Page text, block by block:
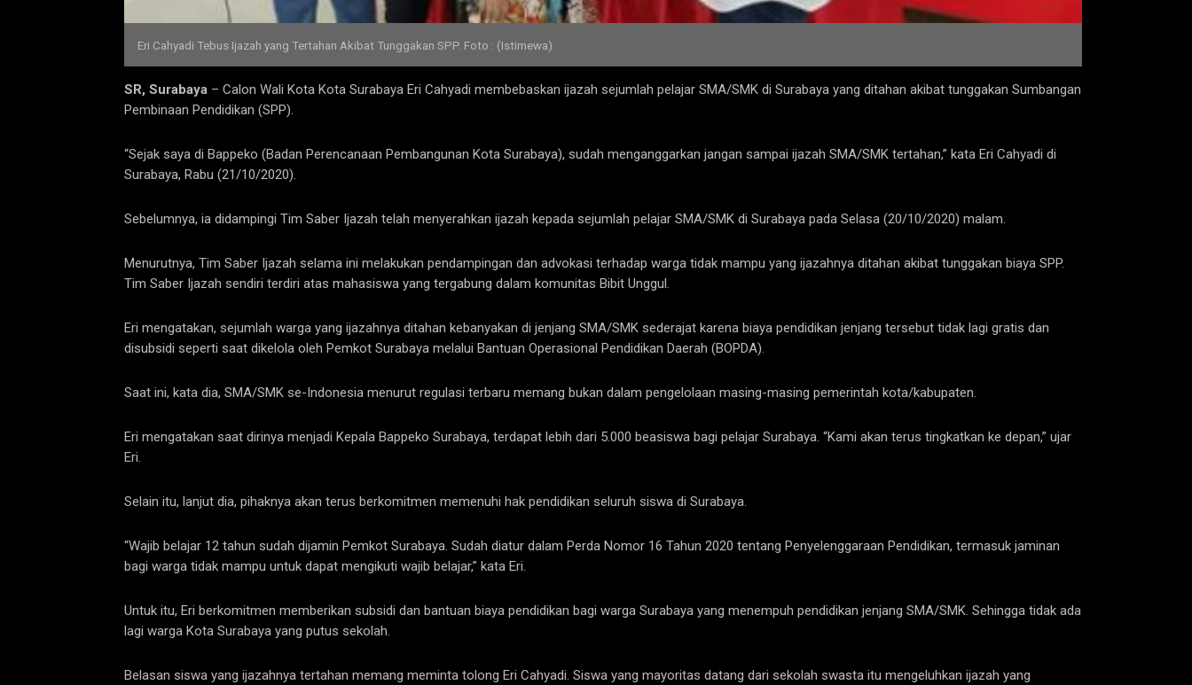
Eri Cahyadi Tebus Ijazah yang Tertahan Akibat Tunggakan SPP. Foto : (Istimewa)
SR, Surabaya – Calon Wali Kota Kota Surabaya Eri Cahyadi membebaskan ijazah sejumlah pelajar SMA/SMK di Surabaya yang ditahan akibat tunggakan Sumbangan
Pembinaan Pendidikan (SPP).
“Sejak saya di Bappeko (Badan Perencanaan Pembangunan Kota Surabaya), sudah menganggarkan jangan sampai ijazah SMA/SMK tertahan,” kata Eri Cahyadi di
Surabaya, Rabu (21/10/2020).
Sebelumnya, ia didampingi Tim Saber Ijazah telah menyerahkan ijazah kepada sejumlah pelajar SMA/SMK di Surabaya pada Selasa (20/10/2020) malam.
Menurutnya, Tim Saber Ijazah selama ini melakukan pendampingan dan advokasi terhadap warga tidak mampu yang ijazahnya ditahan akibat tunggakan biaya SPP.
Tim Saber Ijazah sendiri terdiri atas mahasiswa yang tergabung dalam komunitas Bibit Unggul.
Eri mengatakan, sejumlah warga yang ijazahnya ditahan kebanyakan di jenjang SMA/SMK sederajat karena biaya pendidikan jenjang tersebut tidak lagi gratis dan
disubsidi seperti saat dikelola oleh Pemkot Surabaya melalui Bantuan Operasional Pendidikan Daerah (BOPDA).
Saat ini, kata dia, SMA/SMK se-Indonesia menurut regulasi terbaru memang bukan dalam pengelolaan masing-masing pemerintah kota/kabupaten.
Eri mengatakan saat dirinya menjadi Kepala Bappeko Surabaya, terdapat lebih dari 5.000 beasiswa bagi pelajar Surabaya. “Kami akan terus tingkatkan ke depan,” ujar
Eri.
Selain itu, lanjut dia, pihaknya akan terus berkomitmen memenuhi hak pendidikan seluruh siswa di Surabaya.
“Wajib belajar 12 tahun sudah dijamin Pemkot Surabaya. Sudah diatur dalam Perda Nomor 16 Tahun 2020 tentang Penyelenggaraan Pendidikan, termasuk jaminan
bagi warga tidak mampu untuk dapat mengikuti wajib belajar,” kata Eri.
Untuk itu, Eri berkomitmen memberikan subsidi dan bantuan biaya pendidikan bagi warga Surabaya yang menempuh pendidikan jenjang SMA/SMK. Sehingga tidak ada
lagi warga Kota Surabaya yang putus sekolah.
Belasan siswa yang ijazahnya tertahan memang meminta tolong Eri Cahyadi. Siswa yang mayoritas datang dari sekolah swasta itu mengeluhkan ijazah yang